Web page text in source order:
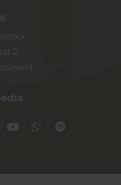
2
YouTubeWhatsapp
Spotify